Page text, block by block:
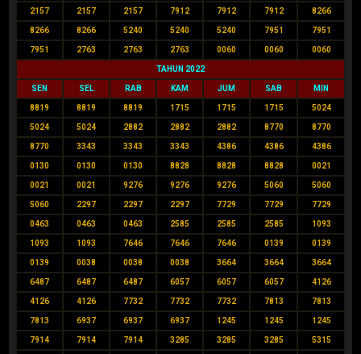
2157 2157 2157 7912 7912 7912 8266
8266 8266 5240 5240 5240 7951 7951
7951 2763 2763 2763 0060 0060 0060
TAHUN 2022
SEN SEL RAB KAM JUM SAB MIN
8819 8819 8819 1715 1715 1715 5024
5024 5024 2882 2882 2882 8770 8770
8770 3343 3343 3343 4386 4386 4386
0130 0130 0130 8828 8828 8828 0021
0021 0021 9276 9276 9276 5060 5060
5060 2297 2297 2297 7729 7729 7729
0463 0463 0463 2585 2585 2585 1093
1093 1093 7646 7646 7646 0139 0139
0139 0038 0038 0038 3664 3664 3664
6487 6487 6487 6057 6057 6057 4126
4126 4126 7732 7732 7732 7813 7813
7813 6937 6937 6937 1245 1245 1245
7914 7914 7914 3285 3285 3285 5315